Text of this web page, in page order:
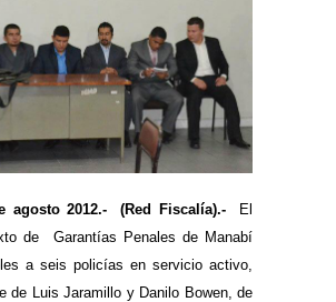
agosto 2012.- (Red Fiscalía).-El
de Garantías Penales de Manabí
a seis policías en servicio activo,
de Luis Jaramillo y Danilo Bowen, de